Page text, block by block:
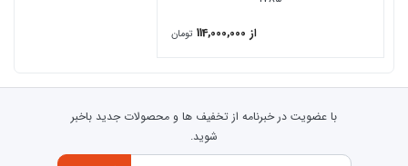
از 114,000,000
تومان
با عضویت در خبرنامه از تخفیف ها و محصولات جدید باخبر
شوید.